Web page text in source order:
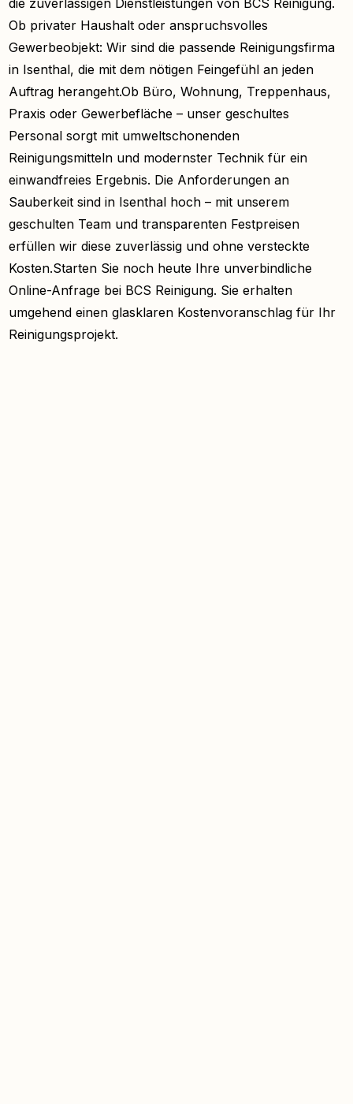
Ob privater Haushalt oder anspruchsvolles
Gewerbeobjekt: Wir sind die passende Reinigungsfirma
in Isenthal, die mit dem nötigen Feingefühl an jeden
Auftrag herangeht.Ob Büro, Wohnung, Treppenhaus,
Praxis oder Gewerbefläche – unser geschultes
Personal sorgt mit umweltschonenden
Reinigungsmitteln und modernster Technik für ein
einwandfreies Ergebnis. Die Anforderungen an
Sauberkeit sind in Isenthal hoch – mit unserem
geschulten Team und transparenten Festpreisen
erfüllen wir diese zuverlässig und ohne versteckte
Kosten.Starten Sie noch heute Ihre unverbindliche
Online-Anfrage bei BCS Reinigung. Sie erhalten
umgehend einen glasklaren Kostenvoranschlag für Ihr
Reinigungsprojekt.